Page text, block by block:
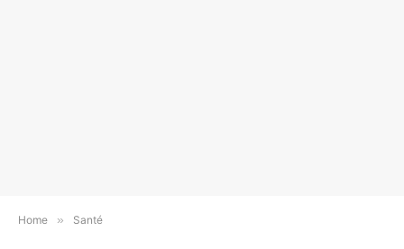
Home » Santé